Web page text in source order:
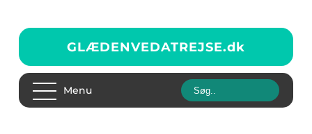
GLÆDENVEDATREJSE.dk
Menu